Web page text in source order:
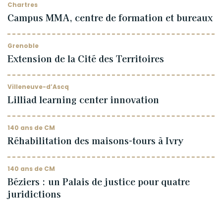
Chartres
Campus MMA, centre de formation et bureaux
Grenoble
Extension de la Cité des Territoires
Villeneuve-d’Ascq
Lilliad learning center innovation
140 ans de CM
Réhabilitation des maisons-tours à Ivry
140 ans de CM
Béziers : un Palais de justice pour quatre
juridictions